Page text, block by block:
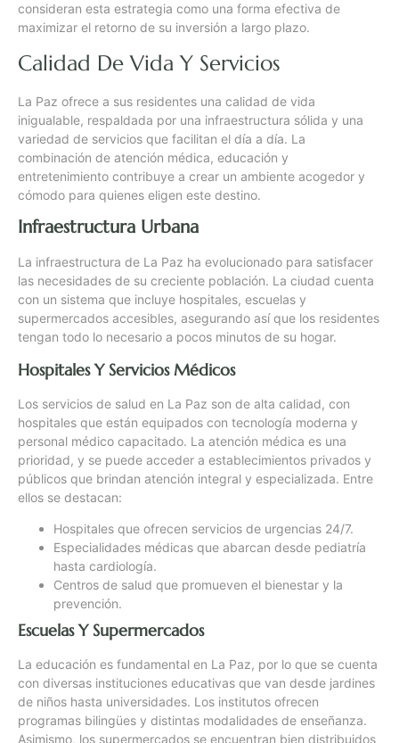
consideran esta estrategia como una forma efectiva de
maximizar el retorno de su inversión a largo plazo.
Calidad De Vida Y Servicios
La Paz ofrece a sus residentes una calidad de vida
inigualable, respaldada por una infraestructura sólida y una
variedad de servicios que facilitan el día a día. La
combinación de atención médica, educación y
entretenimiento contribuye a crear un ambiente acogedor y
cómodo para quienes eligen este destino.
Infraestructura Urbana
La infraestructura de La Paz ha evolucionado para satisfacer
las necesidades de su creciente población. La ciudad cuenta
con un sistema que incluye hospitales, escuelas y
supermercados accesibles, asegurando así que los residentes
tengan todo lo necesario a pocos minutos de su hogar.
Hospitales Y Servicios Médicos
Los servicios de salud en La Paz son de alta calidad, con
hospitales que están equipados con tecnología moderna y
personal médico capacitado. La atención médica es una
prioridad, y se puede acceder a establecimientos privados y
públicos que brindan atención integral y especializada. Entre
ellos se destacan:
Hospitales que ofrecen servicios de urgencias 24/7.
Especialidades médicas que abarcan desde pediatría
hasta cardiología.
Centros de salud que promueven el bienestar y la
prevención.
Escuelas Y Supermercados
La educación es fundamental en La Paz, por lo que se cuenta
con diversas instituciones educativas que van desde jardines
de niños hasta universidades. Los institutos ofrecen
programas bilingües y distintas modalidades de enseñanza.
Asimismo, los supermercados se encuentran bien distribuidos